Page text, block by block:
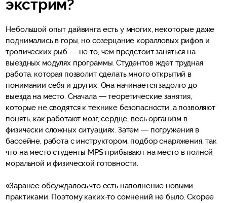
экстрим?
Небольшой опыт дайвинга есть у многих, некоторые даже
поднимались в горы, но созерцание коралловых рифов и
тропических рыб — не то, чем предстоит заняться на
выездных модулях программы. Студентов ждет трудная
работа, которая позволит сделать много открытий в
понимании себя и других. Она начинается задолго до
выезда на место. Сначала — теоретические занятия,
которые не сводятся к технике безопасности, а позволяют
понять, как работают мозг, сердце, весь организм в
физически сложных ситуациях. Затем — погружения в
бассейне, работа с инструктором, подбор снаряжения, так
что на место студенты MPS прибывают на место в полной
моральной и физической готовности.
«Заранее обсуждалось,что есть наполнение новыми
практиками. Поэтому каких-то сомнений не было. Скорее